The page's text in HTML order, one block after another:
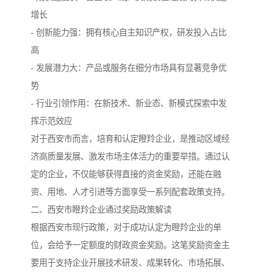
增长
- 创新能力强：拥有核心自主知识产权，研发投入占比
高
- 发展潜力大：产品或服务在细分市场具有显著竞争优
势
- 行业引领作用：在新技术、新业态、新模式探索中发
挥示范效应
对于西安市而言，培育和认定瞪羚企业，是推动区域经
济高质量发展、激发市场主体活力的重要举措。通过认
定的企业，不仅能够获得直接的资金奖励，还能在融
资、用地、人才引进等方面享受一系列配套政策支持。
二、西安市瞪羚企业通过奖励政策解读
根据西安市现行政策，对于成功认定为瞪羚企业的单
位，会给予一定额度的财政资金奖励。这笔奖励资金主
要用于支持企业开展技术研发、成果转化、市场拓展、